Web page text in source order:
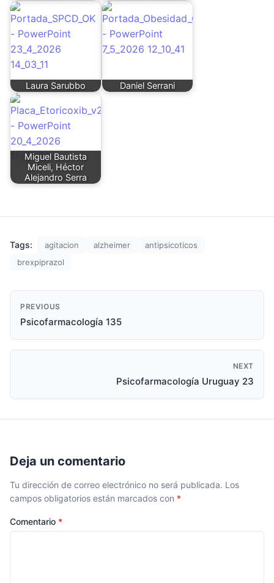
Laura Sarubbo Daniel Serrani
Miguel Bautista
Miceli, Héctor
Alejandro Serra
Tags: agitacion alzheimer
antipsicoticos
brexpiprazol
PREVIOUS
Psicofarmacología 135
NEXT
Psicofarmacología Uruguay 23
Deja un comentario
Tu dirección de correo electrónico no será publicada. Los
campos obligatorios están marcados con *
Comentario *